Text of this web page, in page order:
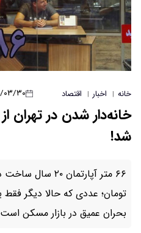
خانه | اخبار | اقتصاد ۱۴۰۵/۰۳/۳۰
خانه‌دار شدن در تهران
شد!
تومان؛ عددی که حالا دیگر
بحران عمیق در بازار مسکن